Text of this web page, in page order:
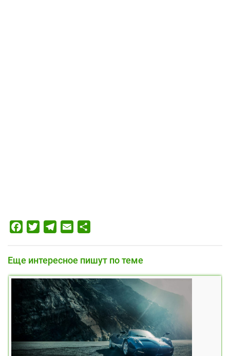
FacebookTwitterTelegram
Email
Еще интересное пишут по теме